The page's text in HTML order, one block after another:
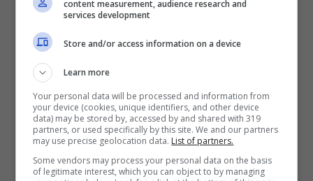
solo o gioca con un massimo di 3 amici in
modalità cooperativa locale. Scegli tra 4
personaggi giocabili: David Douglas, Buffalo
Calf, Bussa, Akane Yamakawa.
– Migliora e aggiorna – Raccogli energia
spirituale e visita Wu Yun, emissario dello
Shen, per sbloccare nuove potenti abilità.
content measurement, audience research and
services development
Store and/or access information on a device
Learn more
Your personal data will be processed and information from
your device (cookies, unique identifiers, and other device
data) may be stored by, accessed by and shared with 319
partners, or used specifically by this site. We and our partners
may use precise geolocation data. List of partners.
Some vendors may process your personal data on the basis
of legitimate interest, which you can object to by managing